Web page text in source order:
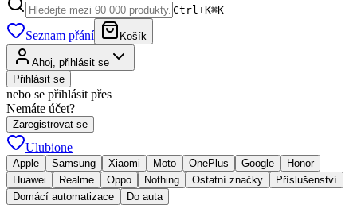
Ctrl+K⌘K
Seznam přání Košík
Ahoj, přihlásit se
Přihlásit se
nebo se přihlásit přes
Nemáte účet?
Zaregistrovat se
Ulubione
Apple Samsung Xiaomi Moto OnePlus Google
Honor
Huawei
Realme Oppo Nothing Ostatní značky
Příslušenství
Domácí automatizace
Do auta